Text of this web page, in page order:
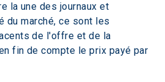
la une des journaux et
du marché, ce sont les
de l'offre et de la
fin de compte le prix payé par